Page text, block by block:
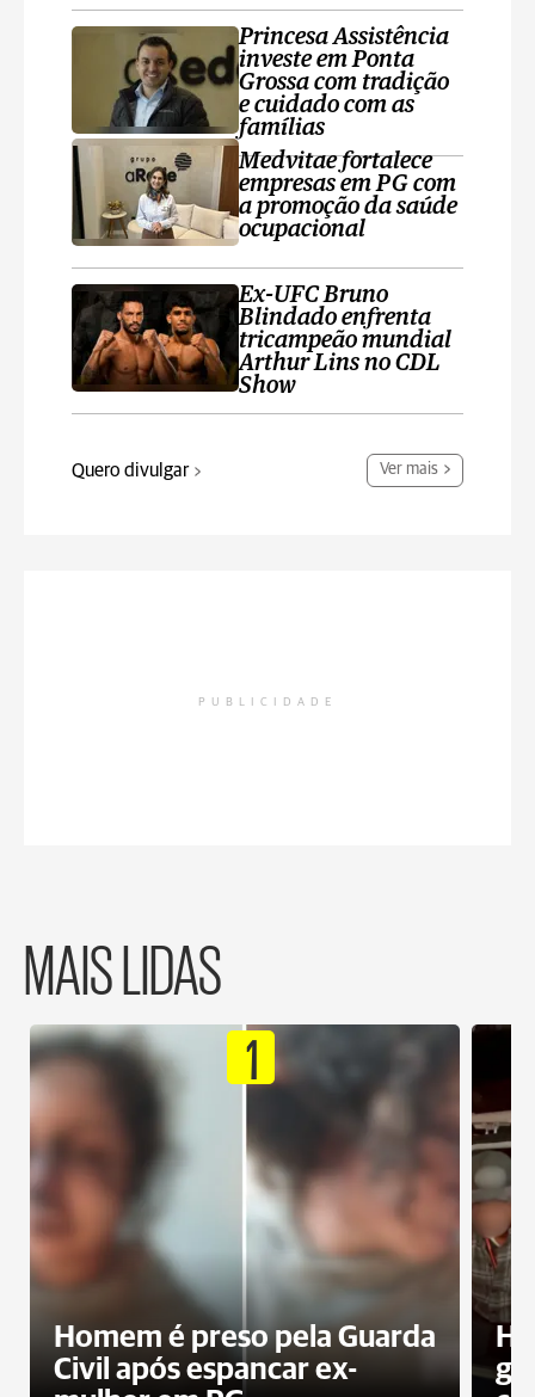
Princesa Assistência
investe em Ponta
Grossa com tradição
e cuidado com as
famílias
Medvitae fortalece
empresas em PG com
a promoção da saúde
ocupacional
Ex-UFC Bruno
Blindado enfrenta
tricampeão mundial
Arthur Lins no CDL
Show
Quero divulgar Ver mais
PUBLICIDADE
MAIS LIDAS
1
Homem é preso pela Guarda
Civil após espancar ex-